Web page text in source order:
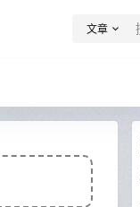
文章